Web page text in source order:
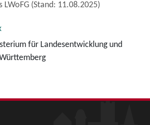
LWoFG (Stand: 11.08.2025)
für Landesentwicklung und